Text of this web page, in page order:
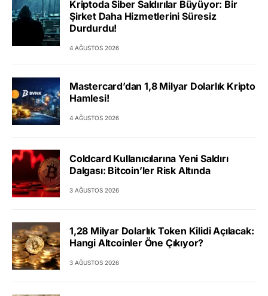
Kriptoda Siber Saldırılar Büyüyor: Bir
Şirket Daha Hizmetlerini Süresiz
Durdurdu!
4 AĞUSTOS 2026
Mastercard’dan 1,8 Milyar Dolarlık Kripto
Hamlesi!
4 AĞUSTOS 2026
Coldcard Kullanıcılarına Yeni Saldırı
Dalgası: Bitcoin’ler Risk Altında
3 AĞUSTOS 2026
1,28 Milyar Dolarlık Token Kilidi Açılacak:
Hangi Altcoinler Öne Çıkıyor?
3 AĞUSTOS 2026